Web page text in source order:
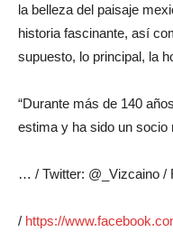
la belleza del paisaje
historia fascinante, así
supuesto, lo principal, la
“Durante más de 140
estima y ha sido un socio
… / Twitter: @_Vizcaino /
/ https://